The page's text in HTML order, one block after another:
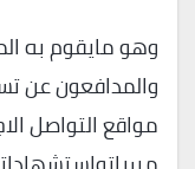
وهو مايقوم به
والمدافعون عن
مواقع التواصل